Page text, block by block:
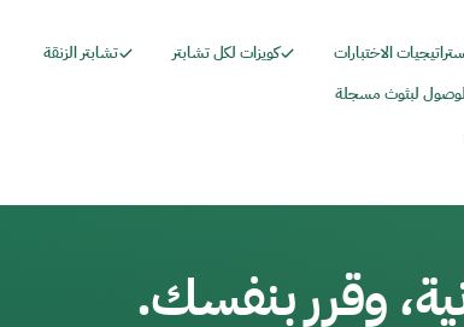
الاختبارات كويزات لكل تشابتر
تشابتر الزنقة
لبثوث مسجلة
وقرر بنفسك.